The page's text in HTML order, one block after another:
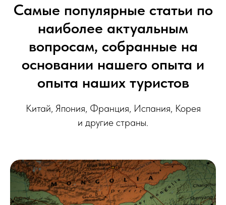
Самые популярные статьи по
наиболее актуальным
вопросам, собранные на
основании нашего опыта и
опыта наших туристов
Китай, Япония, Франция, Испания, Корея
и другие страны.